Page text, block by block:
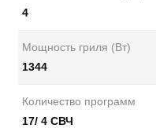
4
Мощность гриля (Вт)
1344
Количество программ
17/ 4 СВЧ